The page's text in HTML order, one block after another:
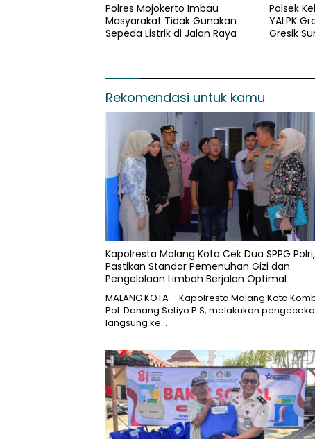
Polres Mojokerto Imbau
Masyarakat Tidak Gunakan
Sepeda Listrik di Jalan Raya
Polsek
YALPK
Gresik
Rekomendasi untuk kamu
Kapolresta Malang Kota Cek Dua SPPG Polri,
Pastikan Standar Pemenuhan Gizi dan
Pengelolaan Limbah Berjalan Optimal
MALANG KOTA – Kapolresta Malang Kota
Pol. Danang Setiyo P.S, melakukan
langsung ke…